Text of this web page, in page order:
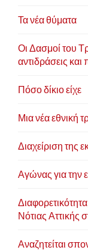
Τα νέα θύματα
Οι Δασμοί του
αντιδράσεις και
Πόσο δίκιο είχε
Μια νέα εθνική
Διαχείριση της
Αγώνας για την
Νότιας Αττικής
Αναζητείται